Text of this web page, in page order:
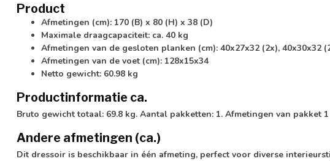
Product
Afmetingen (cm): 170 (B) x 80 (H) x 38 (D)
Maximale draagcapaciteit: ca. 40 kg
Afmetingen van de gesloten planken (cm): 40x27x32 (2x), 40x30x32
Afmetingen van de voet (cm): 128x15x34
Netto gewicht: 60.98 kg
Productinformatie ca.
Bruto gewicht totaal: 69.8 kg. Aantal pakketten: 1. Afmetingen van pakket 1
Andere afmetingen (ca.)
Dit dressoir is beschikbaar in één afmeting, perfect voor diverse